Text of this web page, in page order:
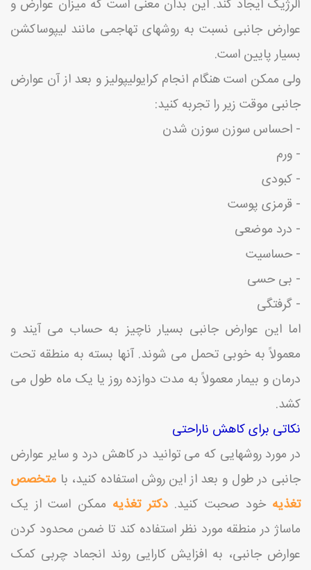
آلرژیک ایجاد کند. این بدان معنی است که میزان عوارض و
عوارض جانبی نسبت به روشهای تهاجمی مانند لیپوساکشن
بسیار پایین است.
ولی ممکن است هنگام انجام کرایولیپولیز و بعد از آن عوارض
جانبی موقت زیر را تجربه کنید:
- احساس سوزن سوزن شدن
- ورم
- کبودی
- قرمزی پوست
- درد موضعی
- حساسیت
- بی حسی
- گرفتگی
اما این عوارض جانبی بسیار ناچیز به حساب می آیند و
معمولاً به خوبی تحمل می شوند. آنها بسته به منطقه تحت
درمان و بیمار معمولاً به مدت دوازده روز یا یک ماه طول می
کشد.
نکاتی برای کاهش ناراحتی
در مورد روشهایی که می توانید در کاهش درد و سایر عوارض
جانبی در طول و بعد از این روش استفاده کنید، با متخصص
تغذیه خود صحبت کنید. دکتر تغذیه ممکن است از یک
ماساژ در منطقه مورد نظر استفاده کند تا ضمن محدود کردن
عوارض جانبی، به افزایش کارایی روند انجماد چربی کمک